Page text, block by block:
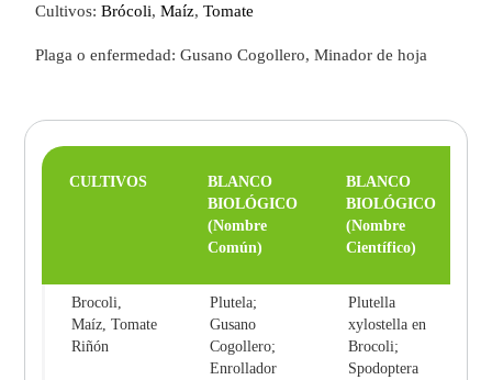
Cultivos:Brócoli,Maíz,Tomate
Plaga o enfermedad: Gusano Cogollero, Minador de hoja
CULTIVOS
BLANCO
BIOLÓGICO
(Nombre
Común)
BLANCO
BIOLÓGICO
(Nombre
Científico)
Brocoli,
Maíz, Tomate
Riñón
Plutela;
Gusano
Cogollero;
Enrollador
Plutella
xylostella en
Brocoli;
Spodoptera